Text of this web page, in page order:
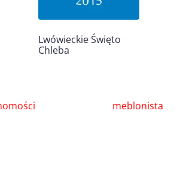
Lwówieckie Święto
Chleba
meblonista